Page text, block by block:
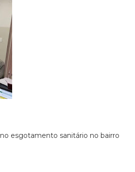
esgotamento sanitário no bairro